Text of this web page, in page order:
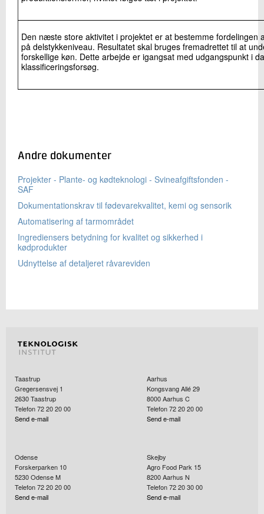
Den næste store aktivitet i projektet er at bestemme fordelingen
på delstykkeniveau. Resultatet skal bruges fremadrettet til at
forskellige køn. Dette arbejde er igangsat med udgangspunkt i
klassificeringsforsøg.
Andre dokumenter
Projekter - Plante- og kødteknologi - Svineafgiftsfonden -
SAF
Dokumentationskrav til fødevarekvalitet, kemi og sensorik
Automatisering af tarmområdet
Ingrediensers betydning for kvalitet og sikkerhed i
kødprodukter
Udnyttelse af detaljeret råvareviden
Taastrup
Gregersensvej 1
2630Taastrup
Telefon 72 20 20 00
Send e-mail
Aarhus
Kongsvang Allé 29
8000Aarhus C
Telefon 72 20 20 00
Send e-mail
Odense
Forskerparken 10
5230Odense M
Telefon 72 20 20 00
Send e-mail
Skejby
Agro Food Park 15
8200Aarhus N
Telefon 72 20 30 00
Send e-mail